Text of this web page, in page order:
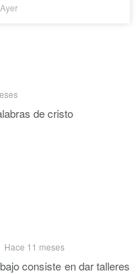
de cristo
Hace 11 meses
consiste en dar talleres